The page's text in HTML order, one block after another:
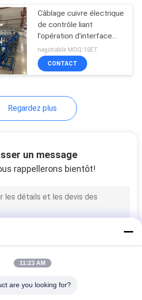
d'extrusion
à simple
d'extrusion
Câblage cuivre électrique
de contrôle liant
l'opération d'interface
d'écran tactile de
machine
negotiable MOQ:1SET
CONTACT
Regardez plus
un message
rappellerons bientôt!
11:23 AM
are you looking for?